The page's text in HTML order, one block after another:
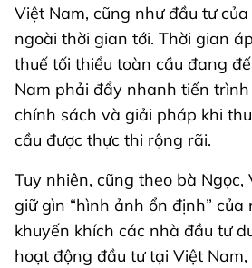
Việt Nam, cũng như đầu tư
ngoài thời gian tới. Thời gian
thuế tối thiểu toàn cầu đang
Nam phải đẩy nhanh tiến
chính sách và giải pháp khi
cầu được thực thi rộng rãi.
Tuy nhiên, cũng theo bà Ngọc,
giữ gìn “hình ảnh ổn định” của
khuyến khích các nhà đầu tư
hoạt động đầu tư tại Việt